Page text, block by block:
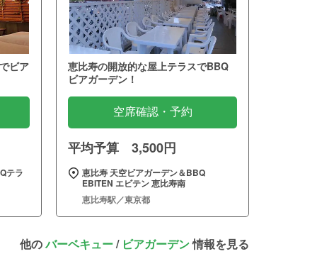
ビア
テラ
恵比寿の開放的な屋上テラスでBBQ
ビアガーデン！
空席確認・予約
平均予算 3,500円
恵比寿 天空ビアガーデン＆BBQ
EBITEN エビテン 恵比寿南
恵比寿駅／東京都
他のバーベキュー/ ビアガーデン情報を見る